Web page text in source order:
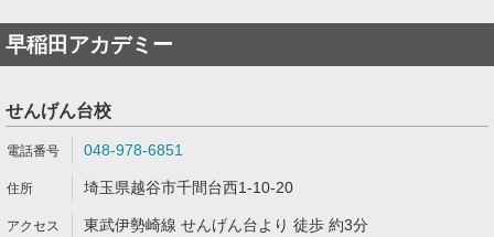
早稲田アカデミー
せんげん台校
048-978-6851
埼玉県越谷市千間台西1-10-20
東武伊勢崎線 せんげん台より 徒歩 約3分